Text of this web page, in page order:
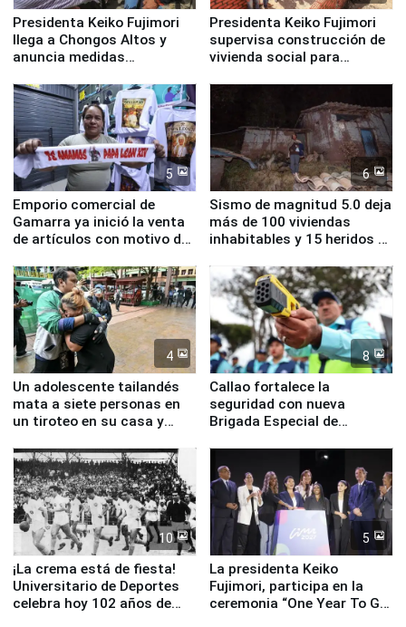
Presidenta Keiko Fujimori
llega a Chongos Altos y
anuncia medidas
educación, salud y empleo
Presidenta Keiko Fujimori
supervisa construcción de
vivienda social para
5
Emporio comercial de
Gamarra ya inició la venta
de artículos con motivo de
6
Sismo de magnitud 5.0 deja
más de 100 viviendas
inhabitables y 15 heridos en
4
Un adolescente tailandés
mata a siete personas en
un tiroteo en su casa y
8
Callao fortalece la
seguridad con nueva
Brigada Especial de
equipamiento para
Serenazgo
10
¡La crema está de fiesta!
Universitario de Deportes
celebra hoy 102 años de
5
La presidenta Keiko
Fujimori, participa en la
ceremonia “One Year To Go